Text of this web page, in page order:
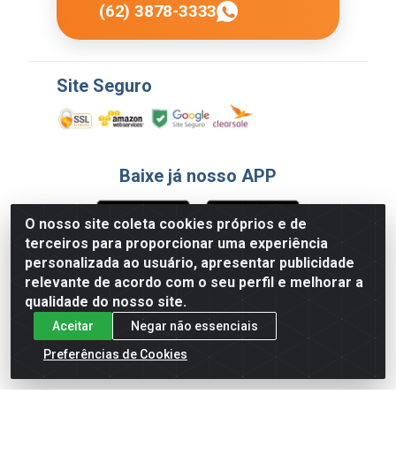
O nosso site coleta cookies próprios e de
terceiros para proporcionar uma experiência
personalizada ao usuário, apresentar publicidade
relevante de acordo com o seu perfil e melhorar a
qualidade do nosso site.
Aceitar
Negar não essenciais
Preferências de Cookies
(62) 3878-3333
Site Seguro
Baixe já nosso APP
Formas de Pagamento